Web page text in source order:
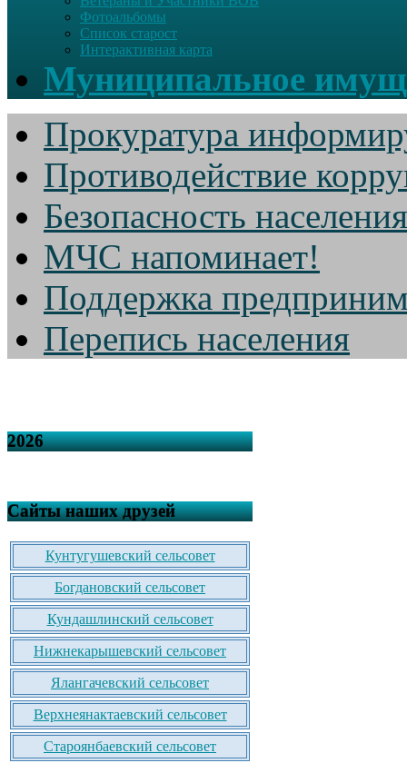
Фотоальбомы
Список старост
Интерактивная карта
Муниципальное
Прокуратура
Противодействие
Безопасность населения
МЧС напоминает!
Поддержка
Перепись населения
2026
Сайты наших друзей
Кунтугушевский сельсовет
Богдановский сельсовет
Кундашлинский сельсовет
Нижнекарышевский сельсовет
Ялангачевский сельсовет
Верхнеянактаевский сельсовет
Староянбаевский сельсовет